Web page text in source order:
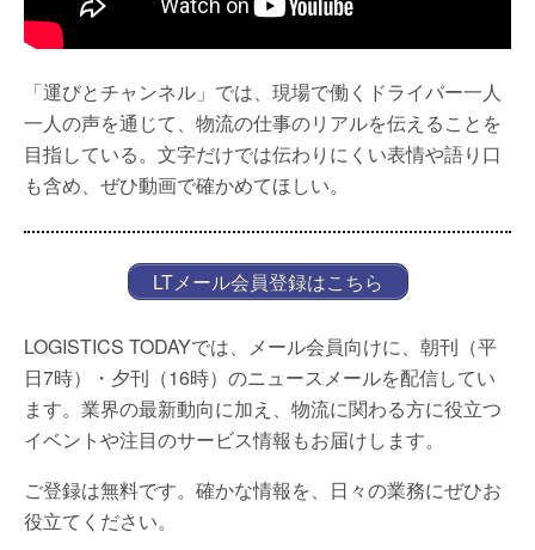
「運びとチャンネル」では、現場で働くドライバー一人
一人の声を通じて、物流の仕事のリアルを伝えることを
目指している。文字だけでは伝わりにくい表情や語り口
も含め、ぜひ動画で確かめてほしい。
LTメール会員登録はこちら
LOGISTICS TODAYでは、メール会員向けに、朝刊（平
日7時）・夕刊（16時）のニュースメールを配信してい
ます。業界の最新動向に加え、物流に関わる方に役立つ
イベントや注目のサービス情報もお届けします。
ご登録は無料です。確かな情報を、日々の業務にぜひお
役立てください。